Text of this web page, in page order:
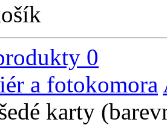
0
a fotokomora
karty